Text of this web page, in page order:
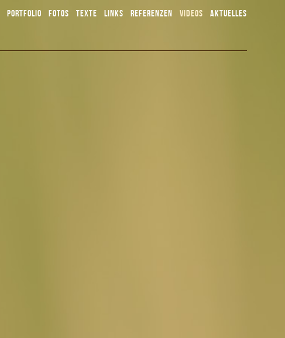
PORTFOLIO FOTOS TEXTE LINKS REFERENZEN VIDEOS AKTUELLES